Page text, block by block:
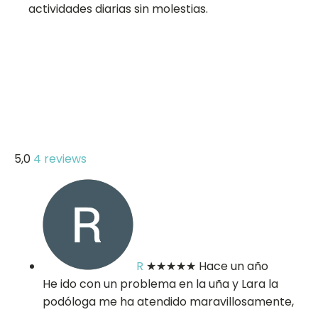
actividades diarias sin molestias.
5,0 4 reviews
R ★★★★★ Hace un año
He ido con un problema en la uña y Lara la
podóloga me ha atendido maravillosamente,